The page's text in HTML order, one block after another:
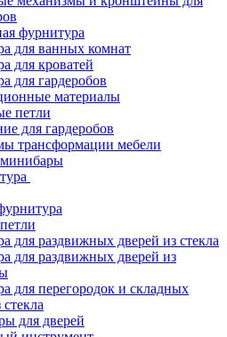
фурнитура
для ванных комнат
для кроватей
для гардеробов
материалы
петли
для гардеробов
трансформации мебели
для раздвижных дверей из стекла
для раздвижных дверей из
для перегородок и складных
для дверей